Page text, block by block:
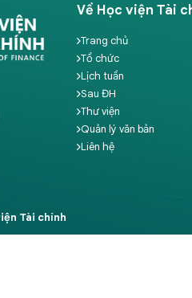
Về Học viện Tài
Trang chủ
Tổ chức
Lịch tuần
Sau ĐH
Thư viện
Quản lý văn bản
Liên hệ
Tài chính